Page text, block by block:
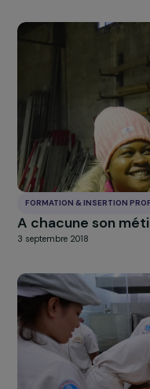
FORMATION & INSERTION
Renforcement
la coopérative
transformer et
agricoles locaux
4 septembre 2018